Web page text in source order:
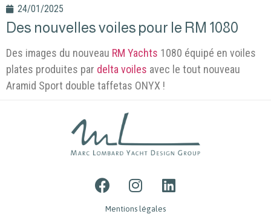
24/01/2025
Des nouvelles voiles pour le RM 1080
Des images du nouveau RM Yachts 1080 équipé en voiles
plates produites par delta voiles avec le tout nouveau
Aramid Sport double taffetas ONYX !
Mentions légales